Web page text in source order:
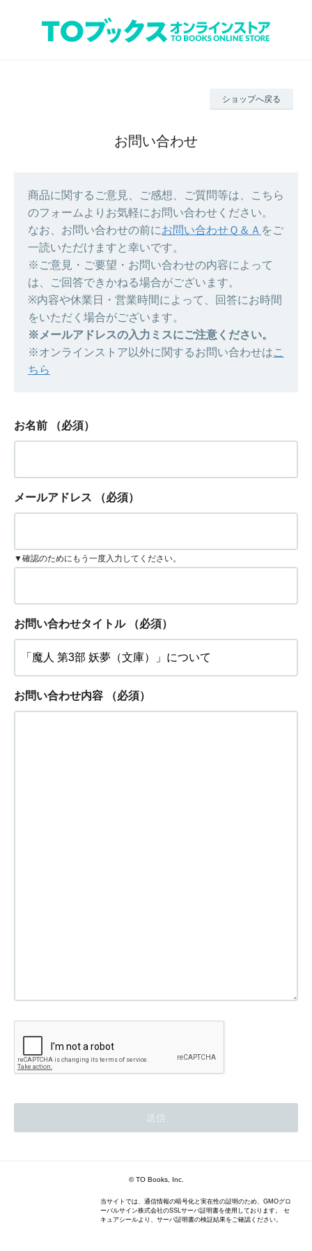
ショップへ戻る
お問い合わせ
商品に関するご意見、ご感想、ご質問等は、こちら
のフォームよりお気軽にお問い合わせください。
なお、お問い合わせの前にお問い合わせＱ＆Ａ をご
一読いただけますと幸いです。
※ご意見・ご要望・お問い合わせの内容によって
は、ご回答できかねる場合がございます。
※内容や休業日・営業時間によって、回答にお時間
をいただく場合がございます。
※メールアドレスの入力ミスにご注意ください。
※オンラインストア以外に関するお問い合わせはこ
ちら
お名前 （必須）
メールアドレス （必須）
▼確認のためにもう一度入力してください。
お問い合わせタイトル （必須）
お問い合わせ内容 （必須）
© TO Books, Inc.
当サイトでは、通信情報の暗号化と実在性の証明のため、GMOグロ
ーバルサイン株式会社のSSLサーバ証明書を使用しております。 セ
キュアシールより、サーバ証明書の検証結果をご確認ください。